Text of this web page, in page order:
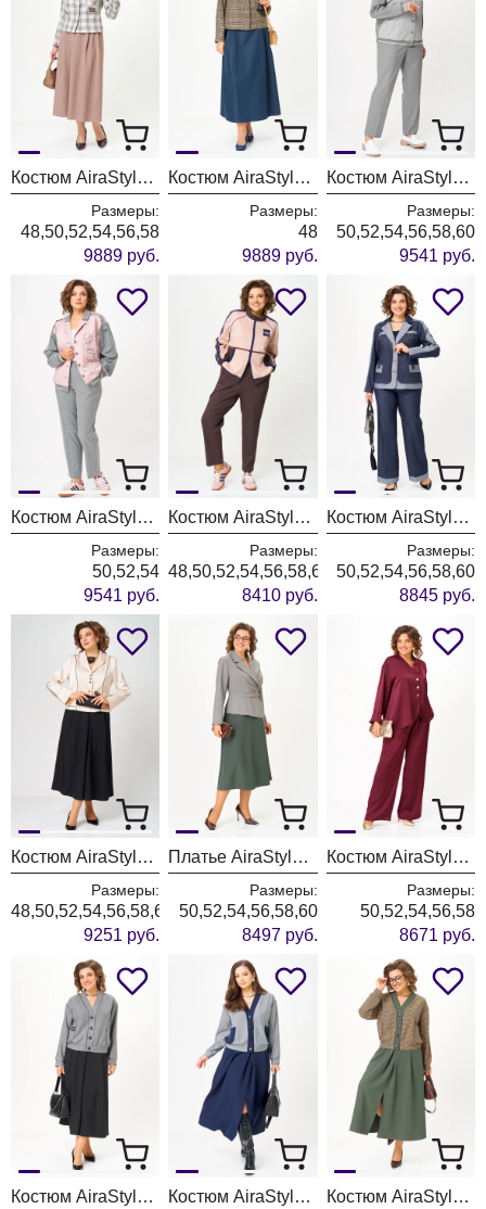
Костюм AiraStyle 24-17А бежевый
Размеры:
48,50,52,54,56,58
9889 руб.
Костюм AiraStyle 24-17А сине-бежевый
Размеры:
48
9889 руб.
Костюм AiraStyle 24231 серый
Размеры:
50,52,54,56,58,60
9541 руб.
Костюм AiraStyle 24231 серый + пудра
Размеры:
50,52,54
9541 руб.
Костюм AiraStyle 24241 шоколад + пудра
Размеры:
48,50,52,54,56,58,60
8410 руб.
Костюм AiraStyle 24239 синий
Размеры:
50,52,54,56,58,60
8845 руб.
Костюм AiraStyle 24134 молочно-черный
Размеры:
48,50,52,54,56,58,60
9251 руб.
Платье AiraStyle 24431 серо-зеленый
Размеры:
50,52,54,56,58,60
8497 руб.
Костюм AiraStyle 24245 винный
Размеры:
50,52,54,56,58
8671 руб.
Костюм AiraStyle 24131 серо-черный Костюм AiraStyle 24131-1 синий Костюм AiraStyle 24131-1 зеленый